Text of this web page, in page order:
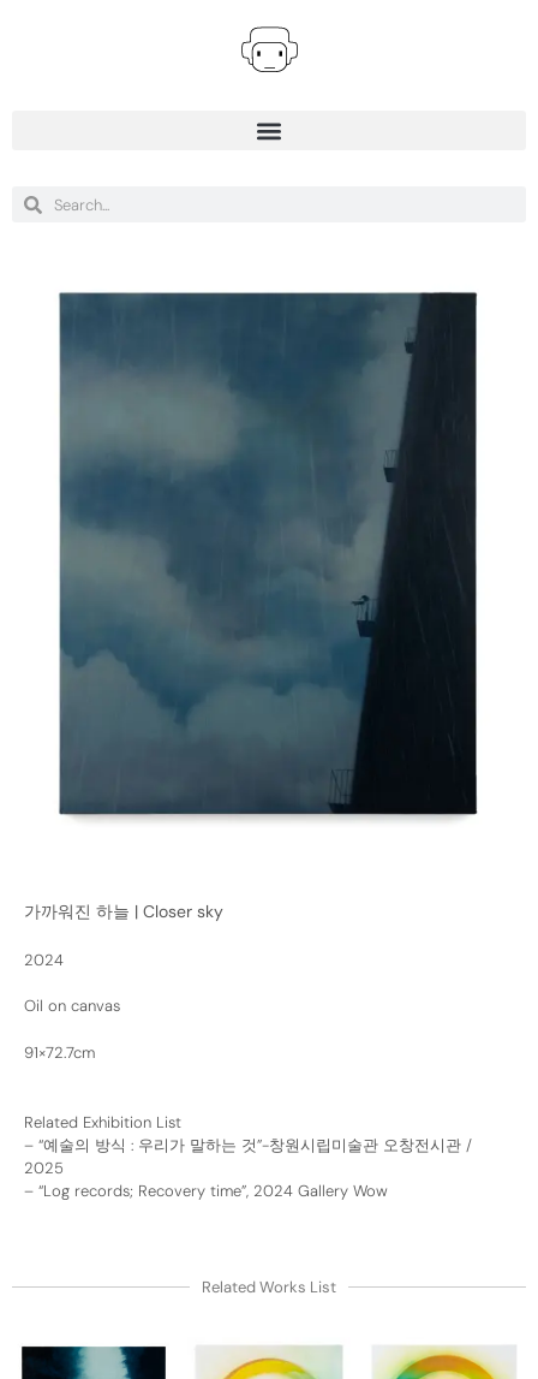
가까워진 하늘 | Closer sky
2024
Oil on canvas
91×72.7cm
Related Exhibition List
– “예술의 방식 : 우리가 말하는 것”-창원시립미술관 오창전시관 /
2025
– “Log records; Recovery time”, 2024 Gallery Wow
Related Works List